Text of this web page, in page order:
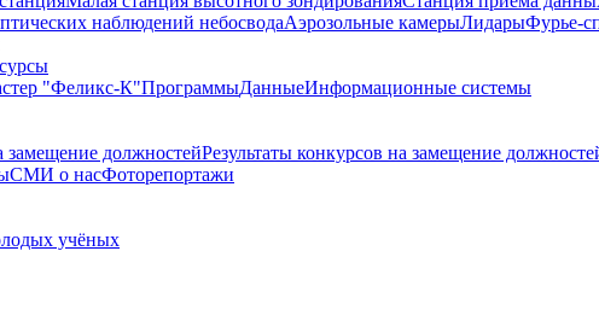
наблюдений небосводаАэрозольные камерыЛидарыФурье-
"Феликс-К"ПрограммыДанныеИнформационные системы
замещение должностейРезультаты конкурсов на замещение
СМИ о насФоторепортажи
учёных